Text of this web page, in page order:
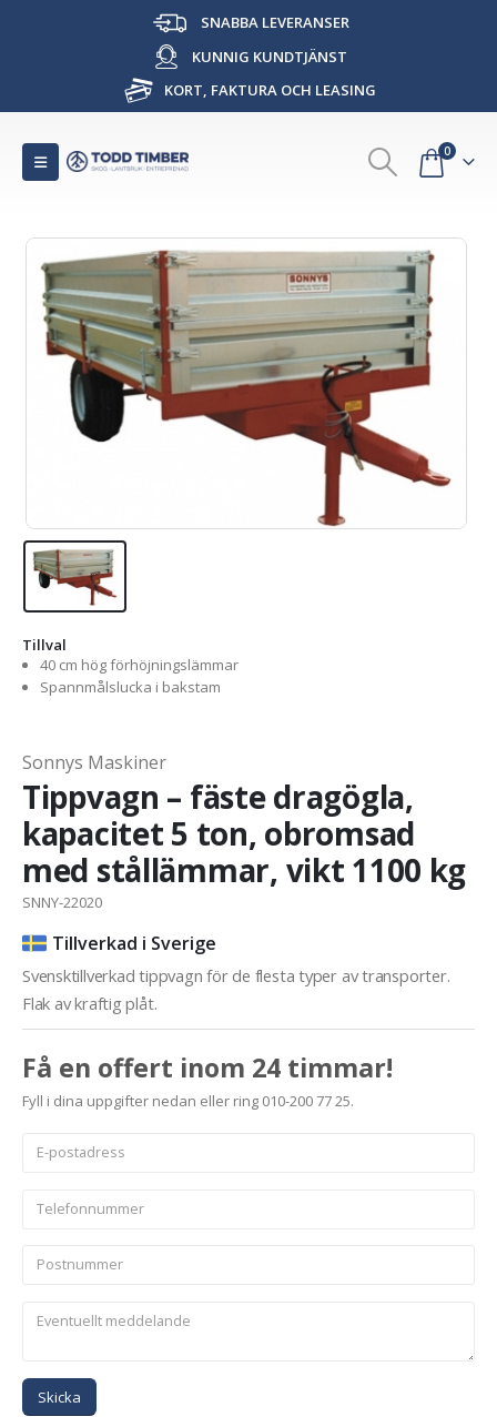
SNABBA LEVERANSER
KUNNIG KUNDTJÄNST
KORT, FAKTURA OCH LEASING
0
Tillval
40 cm hög förhöjningslämmar
Spannmålslucka i bakstam
Sonnys Maskiner
Tippvagn – fäste dragögla,
kapacitet 5 ton, obromsad
med stållämmar, vikt 1100 kg
SNNY-22020
Tillverkad i Sverige
Svensktillverkad tippvagn för de flesta typer av transporter.
Flak av kraftig plåt.
Få en offert inom 24 timmar!
Fyll i dina uppgifter nedan eller ring 010-200 77 25.
Skicka